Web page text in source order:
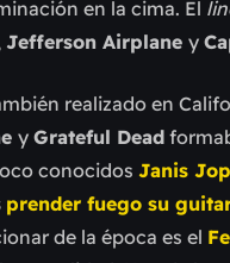
en la cima. El
Jefferson Airplane y
realizado en
y Grateful Dead
conocidos Janis
prender fuego su
de la época es el